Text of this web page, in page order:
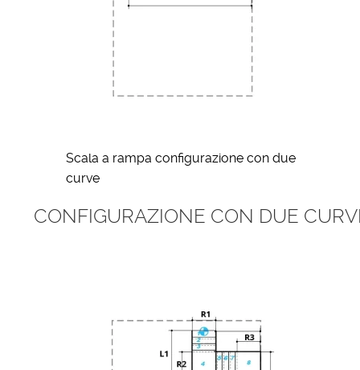
Scala a rampa configurazione con due
curve
CONFIGURAZIONE CON DUE